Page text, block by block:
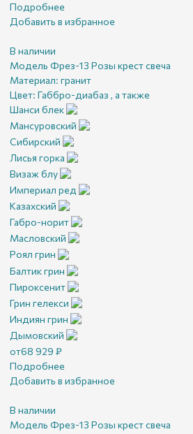
Подробнее
Добавить в избранное
В наличии
Модель Фрез-13 Розы крест свеча
Материал: гранит
Цвет: Габбро-диабаз , а также
Шанси блек
Мансуровский
Сибирский
Лисья горка
Визаж блу
Империал ред
Казахский
Габро-норит
Масловский
Роял грин
Балтик грин
Пироксенит
Грин гелекси
Индиян грин
Дымовский
от68 929 ₽
Подробнее
Добавить в избранное
В наличии
Модель Фрез-13 Розы крест свеча